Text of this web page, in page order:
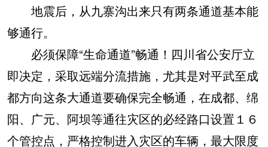
地震后，从九寨沟出来只有两条通道基本能
够通行。
必须保障“生命通道”畅通！四川省公安厅立
即决定，采取远端分流措施，尤其是对平武至成
都方向这条大通道要确保完全畅通，在成都、绵
阳、广元、阿坝等通往灾区的必经路口设置１６
个管控点，严格控制进入灾区的车辆，最大限度